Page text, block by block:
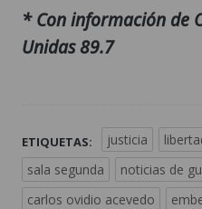
* Con información de
Unidas 89.7
ETIQUETAS: justicia
sala segunda
noticias de
carlos ovidio acevedo